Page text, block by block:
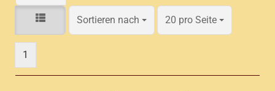
Sortieren nach
Sortieren nach 20 pro Seite
pro Seite
1